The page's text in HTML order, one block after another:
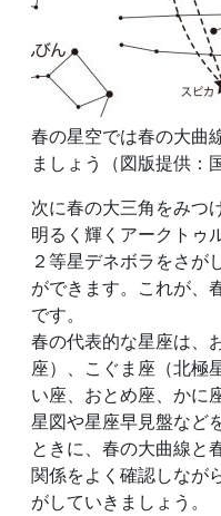
春の星空では春の大曲
ましょう（図版提供：
次に春の大三角をみつ
明るく輝くアークトゥ
２等星デネボラをさが
ができます。これが、
です。
春の代表的な星座は、
座）、こぐま座（北極
い座、おとめ座、かに
星図や星座早見盤など
ときに、春の大曲線と
関係をよく確認しなが
がしていきましょう。